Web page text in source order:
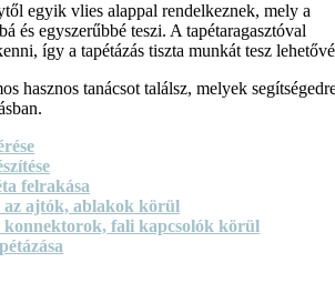
egyik vlies alappal rendelkeznek, mely a
és egyszerűbbé teszi. A tapétaragasztóval
így a tapétázás tiszta munkát tesz
hasznos tanácsot találsz, melyek
felrakása
az ajtók, ablakok körül
konnektorok, fali kapcsolók körül